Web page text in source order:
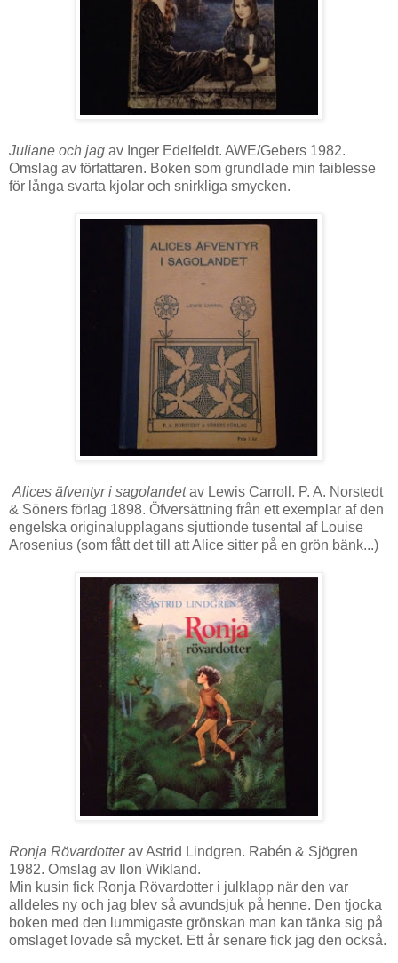
Juliane och jag av Inger Edelfeldt. AWE/Gebers 1982.
Omslag av författaren. Boken som grundlade min faiblesse
för långa svarta kjolar och snirkliga smycken.
Alices äfventyr i sagolandetav Lewis Carroll. P. A. Norstedt
& Söners förlag 1898. Öfversättning från ett exemplar af den
engelska originalupplagans sjuttionde tusental af Louise
Arosenius (som fått det till att Alice sitter på en grön bänk...)
Ronja Rövardotterav Astrid Lindgren. Rabén & Sjögren
1982. Omslag av Ilon Wikland.
Min kusin fick Ronja Rövardotter i julklapp när den var
alldeles ny och jag blev så avundsjuk på henne. Den tjocka
boken med den lummigaste grönskan man kan tänka sig på
omslaget lovade så mycket. Ett år senare fick jag den också.